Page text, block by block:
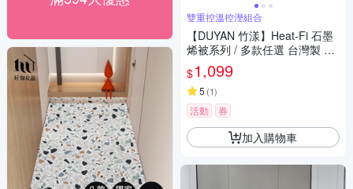
雙重控溫控溼組合
【DUYAN 竹漾】Heat-Fi 石墨
烯被系列 / 多款任選 台灣製 冬
被 棉被
$1,099
5 (1)
活動 券
加入購物車